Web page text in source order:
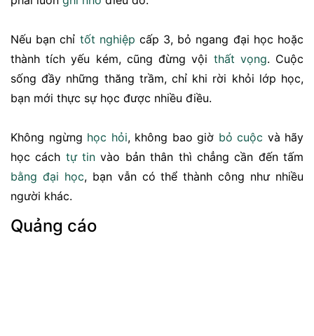
Nếu bạn chỉ tốt nghiệp cấp 3, bỏ ngang đại học hoặc
thành tích yếu kém, cũng đừng vội thất vọng. Cuộc
sống đầy những thăng trầm, chỉ khi rời khỏi lớp học,
bạn mới thực sự học được nhiều điều.
Không ngừng học hỏi, không bao giờ bỏ cuộc và hãy
học cách tự tin vào bản thân thì chẳng cần đến tấm
bằng đại học, bạn vẫn có thể thành công như nhiều
người khác.
Quảng cáo